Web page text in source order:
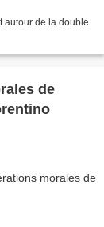
autour de la double
de